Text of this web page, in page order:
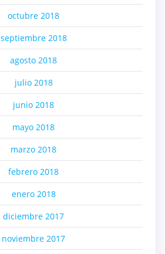
octubre 2018
septiembre 2018
agosto 2018
julio 2018
junio 2018
mayo 2018
marzo 2018
febrero 2018
enero 2018
diciembre 2017
noviembre 2017